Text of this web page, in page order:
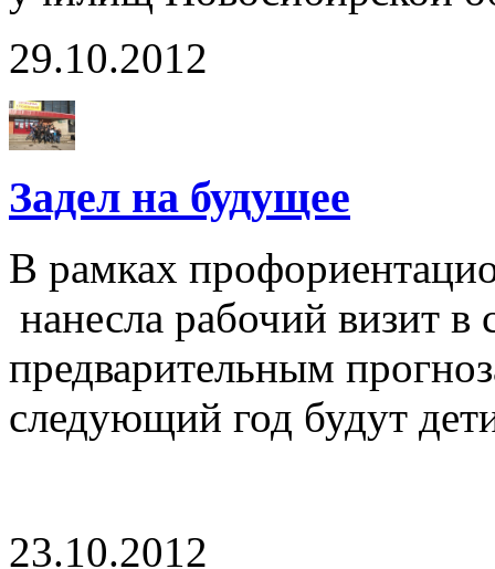
29.10.2012
Задел на будущее
В рамках
нанесла рабочий визит в
предварительным
следующий год будут
23.10.2012